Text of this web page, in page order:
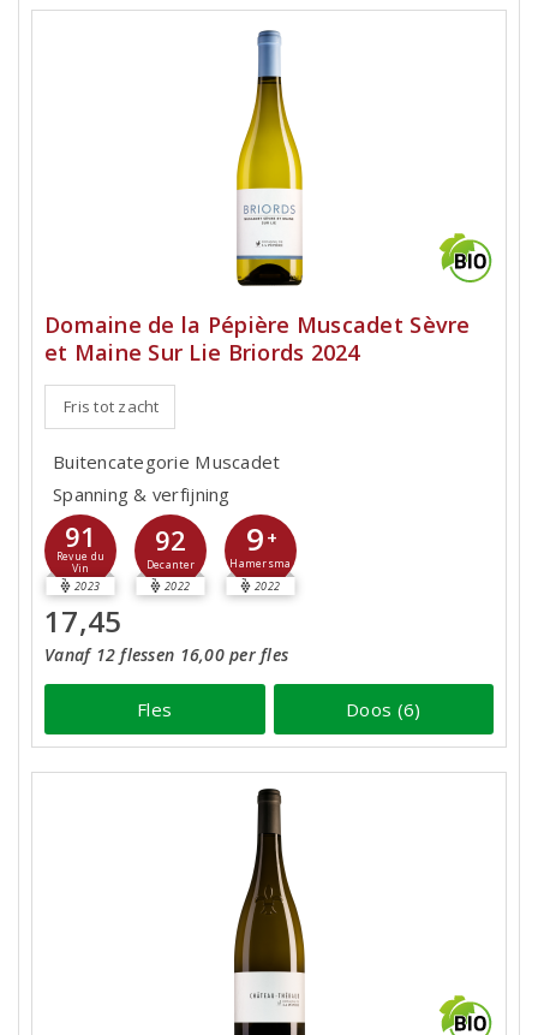
Domaine de la Pépière Muscadet Sèvre
et Maine Sur Lie Briords 2024
Fris tot zacht
Buitencategorie Muscadet
Spanning & verfijning
91
Revue du
Vin
2023
92
Decanter
2022
9 +
Hamersma
2022
17,45
Vanaf 12 flessen 16,00 per fles
Fles Doos (6)